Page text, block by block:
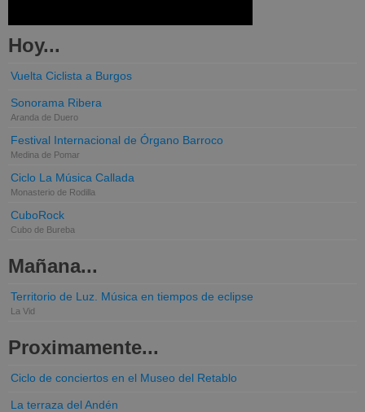
Hoy...
Vuelta Ciclista a Burgos
Sonorama Ribera
Aranda de Duero
Festival Internacional de Órgano Barroco
Medina de Pomar
Ciclo La Música Callada
Monasterio de Rodilla
CuboRock
Cubo de Bureba
Mañana...
Territorio de Luz. Música en tiempos de eclipse
La Vid
Proximamente...
Ciclo de conciertos en el Museo del Retablo
La terraza del Andén